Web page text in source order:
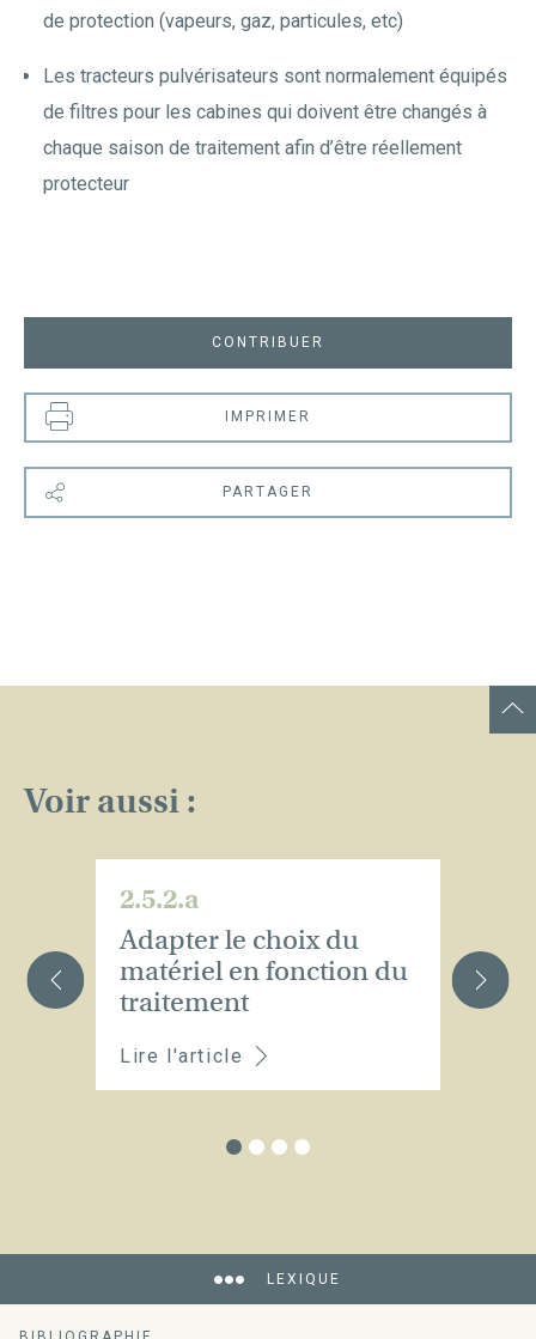
de protection (vapeurs, gaz, particules, etc)
Les tracteurs pulvérisateurs sont normalement équipés
de filtres pour les cabines qui doivent être changés à
chaque saison de traitement afin d’être réellement
protecteur
CONTRIBUER
IMPRIMER
PARTAGER
Voir aussi :
2.5.2.a
Adapter le choix du
matériel en fonction du
traitement
Lire l'article
LEXIQUE